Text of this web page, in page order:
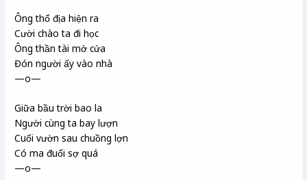
Ông thổ địa hiện ra
Cười chào ta đi học
Ông thần tài mở cửa
Đón người ấy vào nhà
—o—
Giữa bầu trời bao la
Người cùng ta bay lượn
Cuối vườn sau chuồng lợn
Có ma đuổi sợ quá
—o—